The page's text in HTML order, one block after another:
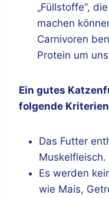
„Füllstoffe“,
machen
Carnivoren
Protein um
Ein gutes
folgende
Das Futter
Muskelfleisch.
Es werden
wie Mais,